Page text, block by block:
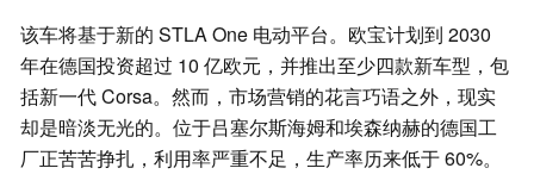
该车将基于新的 STLA One 电动平台。欧宝计划到 2030
年在德国投资超过 10 亿欧元，并推出至少四款新车型，包
括新一代 Corsa。然而，市场营销的花言巧语之外，现实
却是暗淡无光的。位于吕塞尔斯海姆和埃森纳赫的德国工
厂正苦苦挣扎，利用率严重不足，生产率历来低于 60%。